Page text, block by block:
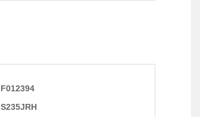
F012394
S235JRH